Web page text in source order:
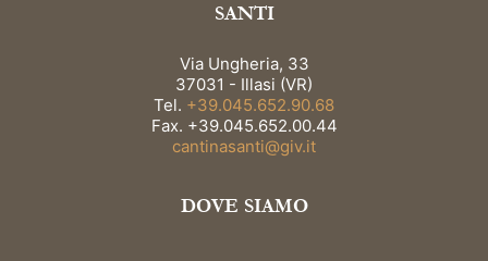
SANTI
Via Ungheria, 33
37031 - Illasi (VR)
Tel. +39.045.652.90.68
Fax. +39.045.652.00.44
cantinasanti@giv.it
DOVE SIAMO